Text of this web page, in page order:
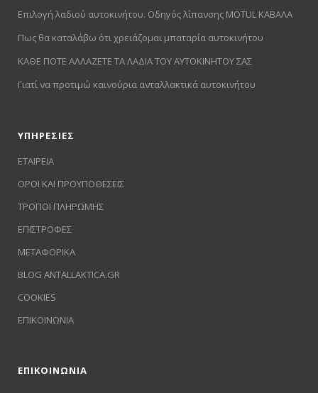
Επιλογή λαδιού αυτοκινήτου. Οδηγός λίπανσης MOTUL ΚΑΒΑΛΑ
Πως θα καταλάβω ότι χρειάζομαι μπαταρία αυτοκινήτου
ΚΑΘΕ ΠΟΤΕ ΑΛΛΑΖΕΤΕ ΤΑ ΛΑΔΙΑ ΤΟΥ ΑΥΤΟΚΙΝΗΤΟΥ ΣΑΣ
Γιατί να προτιμώ καινούρια ανταλλακτικά αυτοκινήτου
ΥΠΗΡΕΣΙΕΣ
ΕΤΑΙΡΕΙΑ
ΟΡΟΙ ΚΑΙ ΠΡΟΥΠΟΘΕΣΕΙΣ
ΤΡΟΠΟΙ ΠΛΗΡΩΜΗΣ
ΕΠΙΣΤΡΟΦΕΣ
ΜΕΤΑΦΟΡΙΚΑ
BLOG ANTALLAKTICA.GR
COOKIES
ΕΠΙΚΟΙΝΩΝΙΑ
ΕΠΙΚΟΙΝΩΝΙΑ